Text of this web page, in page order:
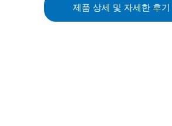
제품 상세 및 자세한 후기